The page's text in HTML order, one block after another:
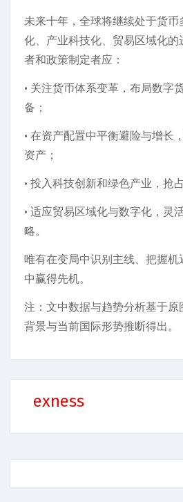
未来十年，全球将继续处于货币
化、产业科技化、贸易区域化的
者和政策制定者应：
· 关注货币体系变革，布局数字
备；
· 在资产配置中平衡避险与增长
资产；
· 投入科技创新和绿色产业，抢
· 适应贸易区域化与数字化，灵
略。
唯有在变局中识别主线、把握机
中赢得先机。
注：文中数据与趋势分析基于原
背景与当前国际形势推断得出。
exness